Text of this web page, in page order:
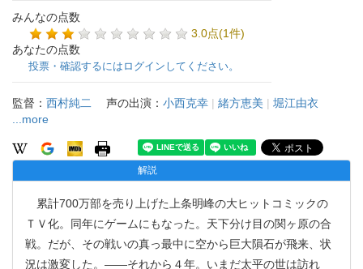
みんなの点数
3.0点(1件)
あなたの点数
投票・確認するにはログインしてください。
監督： 西村純二 声の出演： 小西克幸 | 緒方恵美 | 堀江由衣
...more
解説
累計700万部を売り上げた上条明峰の大ヒットコミックの
ＴＶ化。同年にゲームにもなった。天下分け目の関ヶ原の合
戦。だが、その戦いの真っ最中に空から巨大隕石が飛来、状
況は激変した。――それから４年。いまだ太平の世は訪れ